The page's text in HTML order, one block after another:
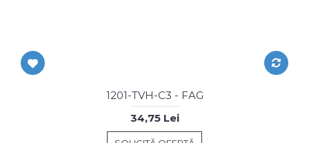
1201-TVH-C3 - FAG
34,75 Lei